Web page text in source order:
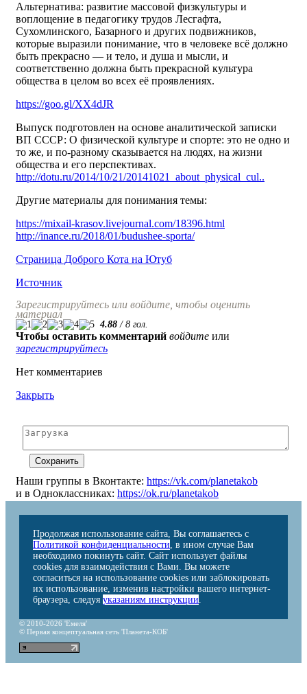
Альтернатива: развитие массовой физкультуры и
воплощение в педагогику трудов Лесгафта,
Сухомлинского, Базарного и других подвижников,
которые выразили понимание, что в человеке всё должно
быть прекрасно — и тело, и душа и мысли, и
соответственно должна быть прекрасной культура
общества в целом во всех её проявлениях.
https://goo.gl/XX4dJR
Выпуск подготовлен на основе аналитической записки
ВП СССР: О физической культуре и спорте: это не одно и
то же, и по-разному сказывается на людях, на жизни
общества и его перспективах.
http://dotu.ru/2014/10/21/20141021_about_physical_cul..
Другие материалы для понимания темы:
https://mixail-krasov.livejournal.com/18396.html
http://inance.ru/2018/01/budushee-sporta/
Страница Доброго Кота на Ютуб
Источник
Зарегистрируйтесь или войдите, чтобы оценить
материал
4.88 / 8 гол.
Чтобы оставить комментарий войдите или
зарегистрируйтесь
Нет комментариев
Закрыть
Наши группы в Вконтакте: https://vk.com/planetakob
и в Одноклассниках: https://ok.ru/planetakob
Продолжая использование сайта, Вы соглашаетесь с
Политикой конфиденциальности, в ином случае Вам
необходимо покинуть сайт. Сайт использует файлы
cookies для взаимодействия с Вами. Вы можете
согласиться на использование cookies или заблокировать
их использование, изменив настройки вашего интернет-
браузера, следуя указаниям инструкции.
© 2010-2026 'Емеля'
© Первая концептуальная сеть 'Планета-КОБ'